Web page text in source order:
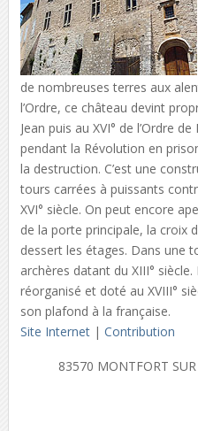
de nombreuses terres aux
l’Ordre, ce château devint
Jean puis au XVI° de l’Ordre
pendant la Révolution en
la destruction. C’est une
tours carrées à puissants
XVI° siècle. On peut encore
de la porte principale, la croix
dessert les étages. Dans une
archères datant du XIII°
réorganisé et doté au XVIII°
son plafond à la française.
Site Internet| Contribution
83570 MONTFORT